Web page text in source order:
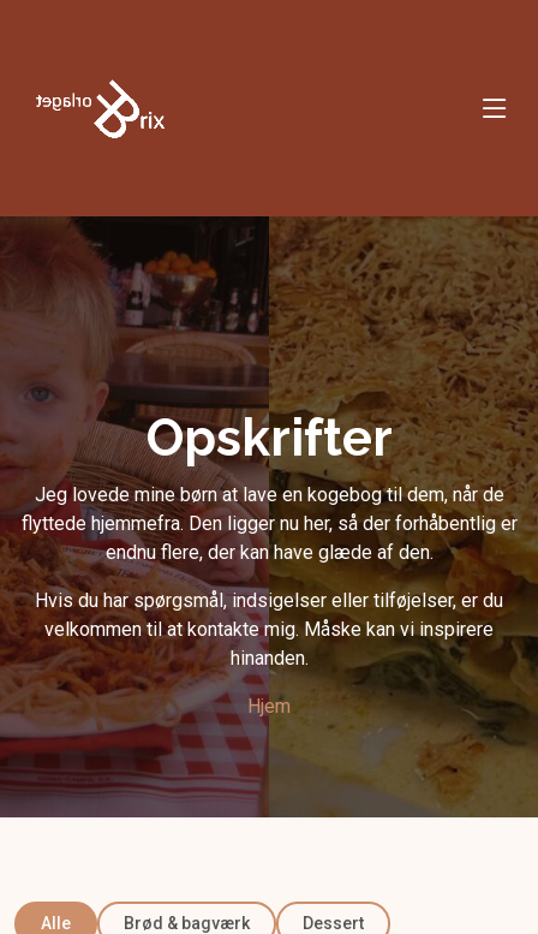
Gå til hovedindhold
Opskrifter
Jeg lovede mine børn at lave en kogebog til dem, når de
flyttede hjemmefra. Den ligger nu her, så der forhåbentlig er
endnu flere, der kan have glæde af den.
Hvis du har spørgsmål, indsigelser eller tilføjelser, er du
velkommen til at kontakte mig. Måske kan vi inspirere
hinanden.
Hjem
Kategori
Alle Brød & bagværk Dessert